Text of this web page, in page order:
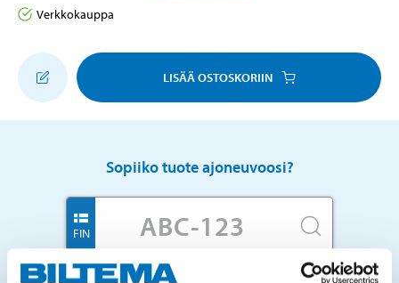
Verkkokauppa
LISÄÄ OSTOSKORIIN
Sopiiko tuote ajoneuvoosi?
FIN